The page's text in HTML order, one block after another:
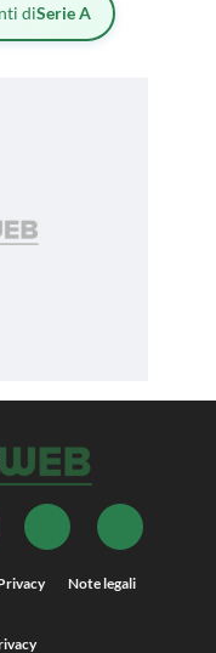
diSerie A
Note legali